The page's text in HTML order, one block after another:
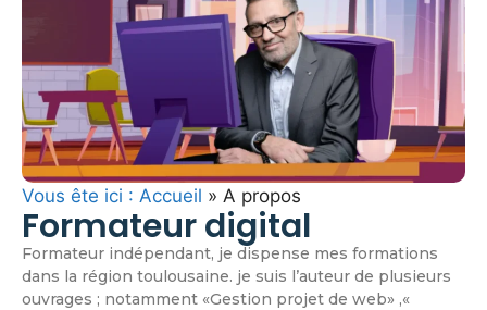
Vous ête ici : Accueil » A propos
Formateur digital
Formateur indépendant, je dispense mes formations
dans la région toulousaine. je suis l’auteur de plusieurs
ouvrages ; notamment «Gestion projet de web» ,«